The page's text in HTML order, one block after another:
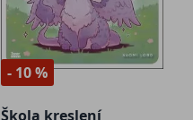
- 10 %
Škola kreslení